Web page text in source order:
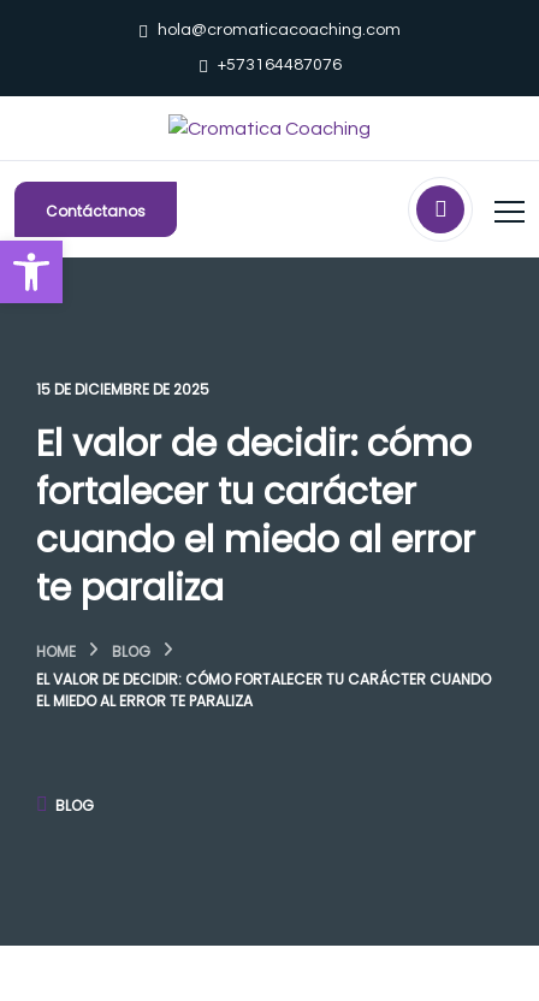
hola@cromaticacoaching.com
+573164487076
Contáctanos
15 DE DICIEMBRE DE 2025
El valor de decidir: cómo
fortalecer tu carácter
cuando el miedo al error
te paraliza
HOME
BLOG
EL VALOR DE DECIDIR: CÓMO FORTALECER TU CARÁCTER CUANDO
EL MIEDO AL ERROR TE PARALIZA
BLOG
Abrir barra de herramientas